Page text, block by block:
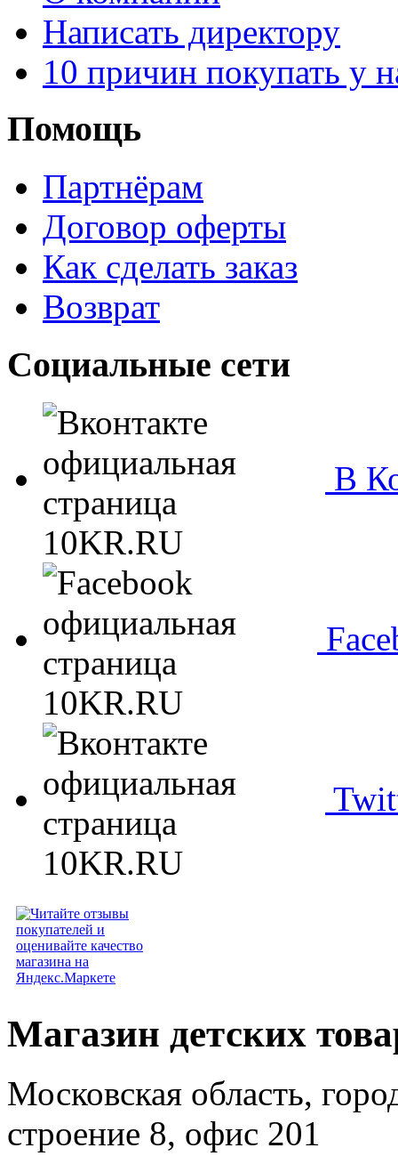
Написать директору
10 причин покупать у
Помощь
Партнёрам
Договор оферты
Как сделать заказ
Возврат
Социальные сети
В
Магазин детских
Московская область,
строение 8, офис 201